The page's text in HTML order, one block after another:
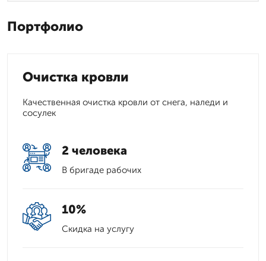
Портфолио
Очистка кровли
Качественная очистка кровли от снега, наледи и
сосулек
2 человека
В бригаде рабочих
10%
Скидка на услугу